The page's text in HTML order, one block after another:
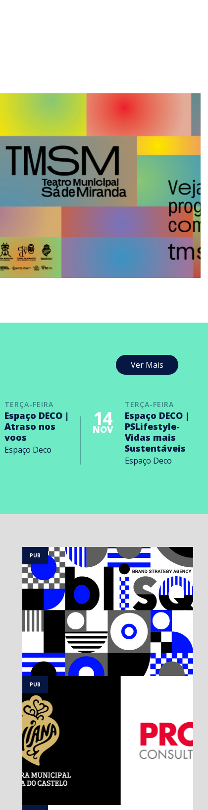
Ver Mais
TERÇA-FEIRA
Espaço DECO |
Atraso nos
voos
Espaço Deco
TERÇA-FEIRA
14
NOV
Espaço DECO |
PSLifestyle-
Vidas mais
Sustentáveis
Espaço Deco